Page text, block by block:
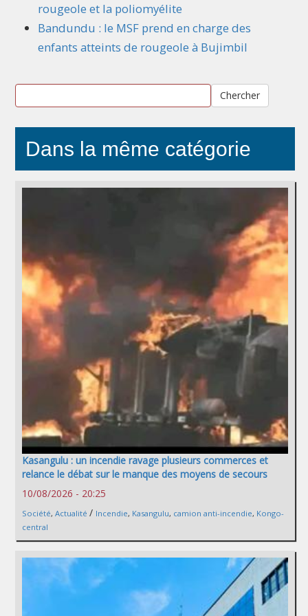
rougeole et la poliomyélite
Bandundu : le MSF prend en charge des
enfants atteints de rougeole à Bujimbil
Chercher
Dans la même catégorie
Kasangulu : un incendie ravage plusieurs commerces et
relance le débat sur le manque des moyens de secours
10/08/2026 - 20:25
Société, Actualité / Incendie, Kasangulu, camion anti-incendie, Kongo-
central